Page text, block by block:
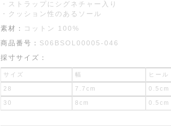
・ストラップにシグネチャー入り
・クッション性のあるソール
素材：
コットン 100%
商品番号： S06BSOL00005-046
採寸サイズ：
サイズ 幅 ヒール
28 7.7cm 0.5cm
30 8cm 0.5cm